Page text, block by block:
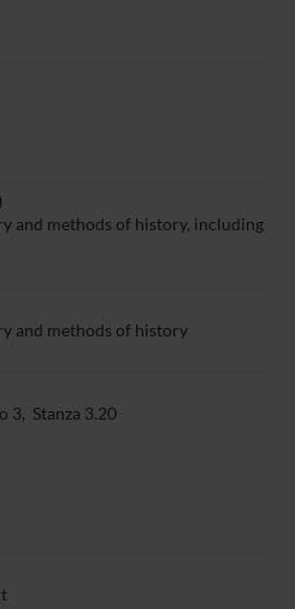
and methods of history, including
and methods of history
3, Stanza 3.20